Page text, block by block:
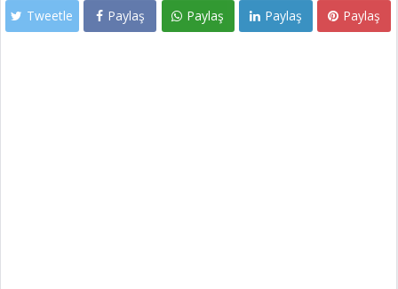
Tweetle Paylaş Paylaş Paylaş Paylaş